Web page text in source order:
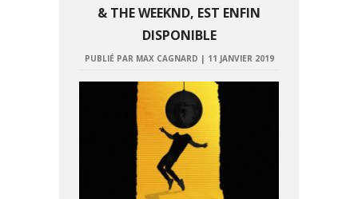
& THE WEEKND, EST ENFIN
DISPONIBLE
PUBLIÉ PAR MAX CAGNARD | 11 JANVIER 2019